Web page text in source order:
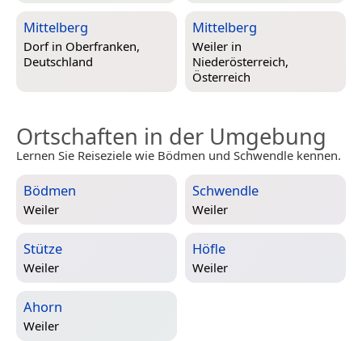
Mittelberg
Dorf in Oberfranken,
Deutschland
Mittelberg
Weiler in
Niederösterreich,
Österreich
Ortschaften in der Umgebung
Lernen Sie Reiseziele wie Bödmen und Schwendle kennen.
Bödmen
Weiler
Schwendle
Weiler
Stütze
Weiler
Höfle
Weiler
Ahorn
Weiler